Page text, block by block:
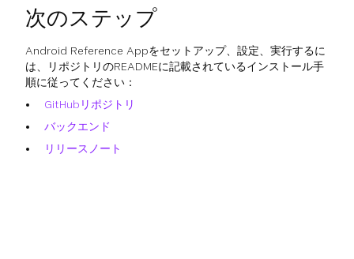
次のステップ
Android Reference Appをセットアップ、設定、実行するに
は、リポジトリのREADMEに記載されているインストール手
順に従ってください：
GitHubリポジトリ
バックエンド
リリースノート